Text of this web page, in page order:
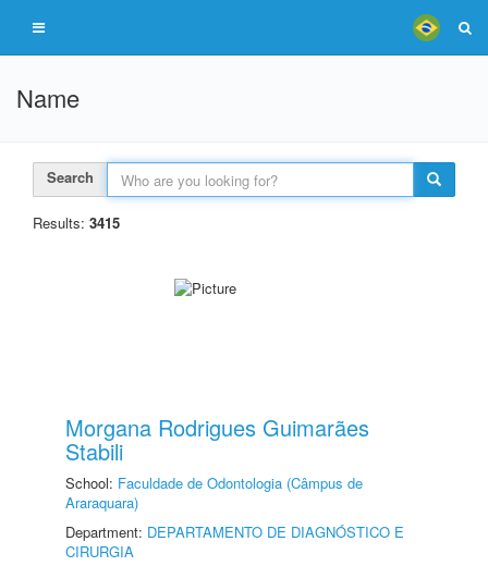
Name
Search
Results: 3415
Morgana Rodrigues Guimarães
Stabili
School: Faculdade de Odontologia (Câmpus de
Araraquara)
Department: DEPARTAMENTO DE DIAGNÓSTICO E
CIRURGIA